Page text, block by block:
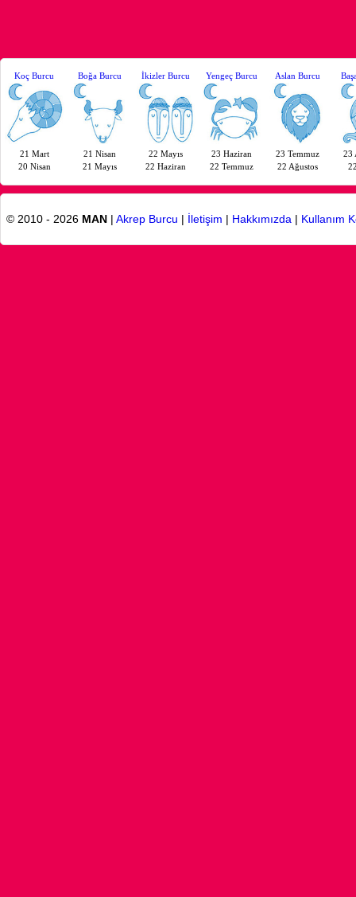
Koç Burcu
21 Mart
20 Nisan
Boğa Burcu
21 Nisan
21 Mayıs
İkizler Burcu
22 Mayıs
22 Haziran
Yengeç Burcu
23 Haziran
22 Temmuz
Aslan Burcu
23 Temmuz
22 Ağustos
23
© 2010 - 2026 MAN | Akrep Burcu | İletişim | Hakkımızda | Kullanım